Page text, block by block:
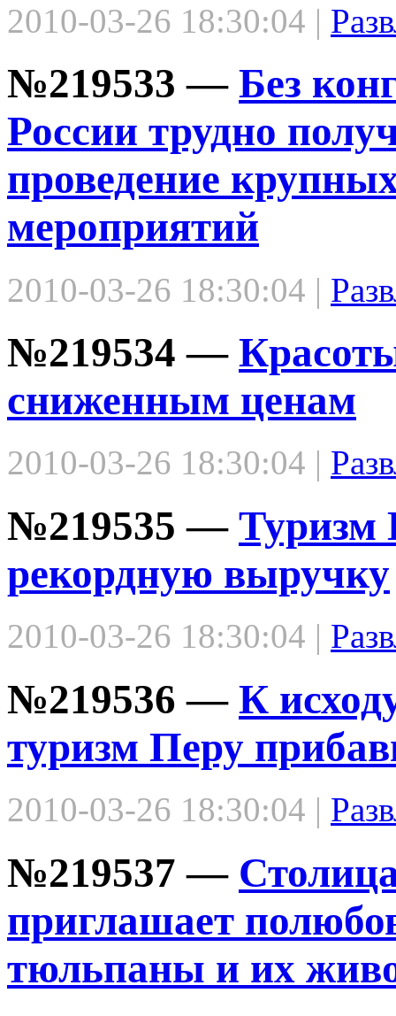
2010-03-26 18:30:04 |
№219533 — Без
России трудно
проведение
мероприятий
2010-03-26 18:30:04 |
№219534 —
сниженным ценам
2010-03-26 18:30:04 |
№219535 — Туризм
рекордную выручку
2010-03-26 18:30:04 |
№219536 — К
туризм Перу
2010-03-26 18:30:04 |
№219537 —
приглашает
тюльпаны и их